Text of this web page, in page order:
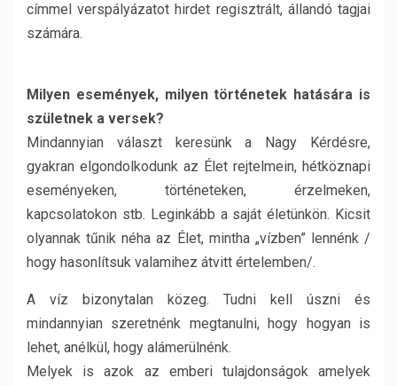
címmel verspályázatot hirdet regisztrált, állandó tagjai
számára.
Milyen események, milyen történetek hatására is
születnek a versek?
Mindannyian választ keresünk a Nagy Kérdésre,
gyakran elgondolkodunk az Élet rejtelmein, hétköznapi
eseményeken, történeteken, érzelmeken,
kapcsolatokon stb. Leginkább a saját életünkön. Kicsit
olyannak tűnik néha az Élet, mintha „vízben” lennénk /
hogy hasonlítsuk valamihez átvitt értelemben/.
A víz bizonytalan közeg. Tudni kell úszni és
mindannyian szeretnénk megtanulni, hogy hogyan is
lehet, anélkül, hogy alámerülnénk.
Melyek is azok az emberi tulajdonságok amelyek